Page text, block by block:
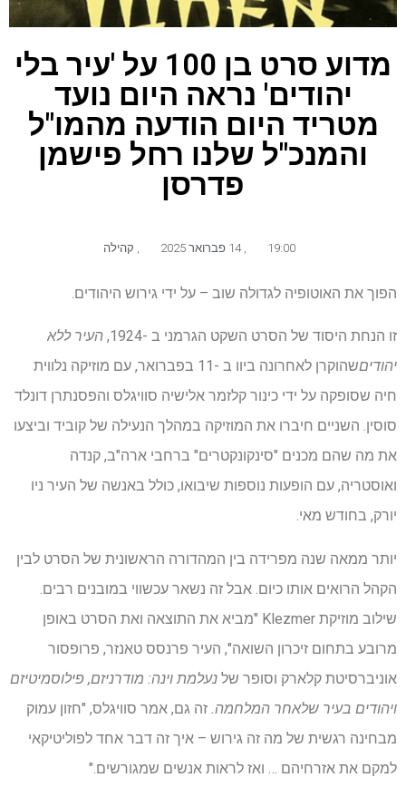
מדוע סרט בן 100 על 'עיר בלי
יהודים' נראה היום נועד
מטריד היום הודעה מהמו"ל
והמנכ"ל שלנו רחל פישמן
פדרסן
19:00 14 פברואר 2025 קהילה
הפוך את האוטופיה לגדולה שוב – על ידי גירוש היהודים.
זו הנחת היסוד של הסרט השקט הגרמני ב -1924,
העיר ללא
יהודים
שהוקרן לאחרונה ביוו ב -11 בפברואר, עם מוזיקה נלווית
חיה שסופקה על ידי כינור קלזמר אלישיה סוויגלס והפסנתרן דונלד
סוסין. השניים חיברו את המוזיקה במהלך הנעילה של קוביד וביצעו
את מה שהם מכנים "סינקונקטרים" ברחבי ארה"ב, קנדה
ואוסטריה, עם הופעות נוספות שיבואו, כולל באנשה של העיר ניו
יורק, בחודש מאי.
יותר ממאה שנה מפרידה בין המהדורה הראשונית של הסרט לבין
הקהל הרואים אותו כיום. אבל זה נשאר עכשווי במובנים רבים.
שילוב מוזיקת ​​Klezmer "מביא את התוצאה ואת הסרט באופן
מרובע בתחום זיכרון השואה", העיר פרנסס טאנזר, פרופסור
אוניברסיטת קלארק וסופר של נעלמת וינה: מודרניזם, פילוסמיטיזם
ויהודים בעיר שלאחר המלחמה. זה גם, אמר סוויגלס, "חזון עמוק
מבחינה רגשית של מה זה גירוש – איך זה דבר אחד לפוליטיקאי
למקם את אזרחיהם … ואז לראות אנשים שמגורשים."